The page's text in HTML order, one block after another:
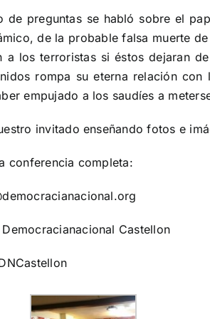
de preguntas se habló sobre el
de la probable falsa muerte
a los terroristas si éstos dejaran
rompa su eterna relación
empujado a los saudíes a
invitado enseñando fotos e
conferencia completa:
Castellon